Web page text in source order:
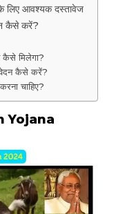
आवश्यक दस्तावेज
कैसे करें?
कैसे मिलेगा?
कैसे करें?
चाहिए?
Yojana